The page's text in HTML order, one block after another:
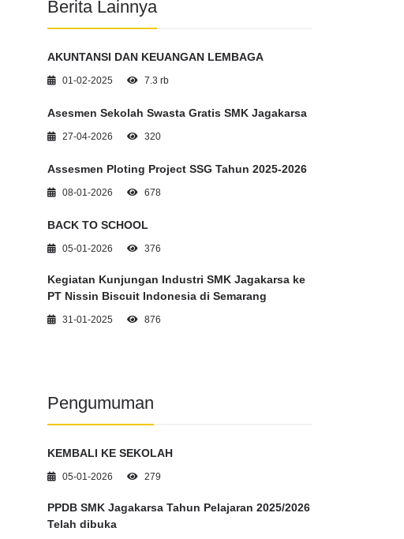
Berita Lainnya
AKUNTANSI DAN KEUANGAN LEMBAGA
01-02-2025 7.3 rb
Asesmen Sekolah Swasta Gratis SMK Jagakarsa
27-04-2026 320
Assesmen Ploting Project SSG Tahun 2025-2026
08-01-2026 678
BACK TO SCHOOL
05-01-2026 376
Kegiatan Kunjungan Industri SMK Jagakarsa ke
PT Nissin Biscuit Indonesia di Semarang
31-01-2025 876
Pengumuman
KEMBALI KE SEKOLAH
05-01-2026 279
PPDB SMK Jagakarsa Tahun Pelajaran 2025/2026
Telah dibuka